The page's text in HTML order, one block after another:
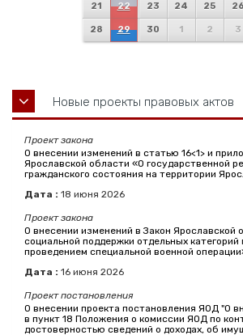
21 22 23 24 25 26
28 29 30 1 2 3
Новые проекты правовых актов
Проект закона
О внесении изменений в статью 16<1> и
Ярославской области «О государственной
гражданского состояния на территории
Дата : 18 июня 2026
Проект закона
О внесении изменений в Закон Ярославской
социальной поддержки отдельных категорий
проведением специальной военной
Дата : 16 июня 2026
Проект постановления
О внесении проекта постановления ЯОД "О
в пункт 18 Положения о комиссии ЯОД по
достоверностью сведений о доходах, об